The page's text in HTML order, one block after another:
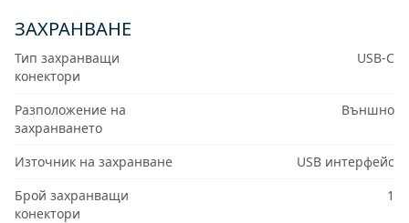
ЗАХРАНВАНЕ
Тип захранващи
конектори
USB-C
Разположение на
захранването
Външно
Източник на захранване
USB интерфейс
Брой захранващи
конектори
1